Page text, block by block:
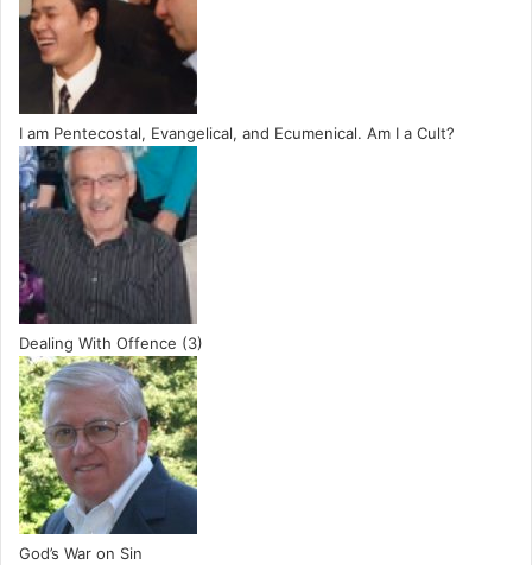
I am Pentecostal, Evangelical, and Ecumenical. Am I a Cult?
Dealing With Offence (3)
God’s War on Sin